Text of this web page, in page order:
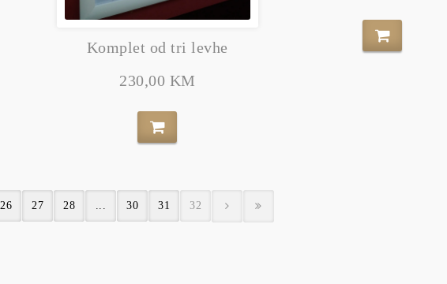
Komplet od tri levhe
230,00 KM
26 27 28 30 31 32